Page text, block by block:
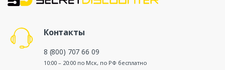
Контакты
8 (800) 707 66 09
10:00 – 20:00 по Мск, по РФ бесплатно